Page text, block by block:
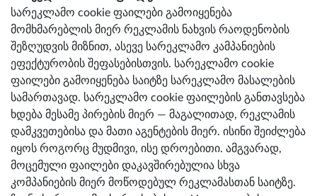
სარეკლამო cookie ფაილები გამოიყენება
მომხმარებლის მიერ რეკლამის ნახვის რაოდენობის
შეზღუდვის მიზნით, ასევე სარეკლამო კამპანიების
ეფექტურობის შეფასებისთვის. სარეკლამო cookie
ფაილები გამოიყენება საიტზე სარეკლამო მასალების
სამართავად. სარეკლამო cookie ფაილების განთავსება
ხდება მესამე პირების მიერ — მაგალითად, რეკლამის
დამკვეთებისა და მათი აგენტების მიერ. ისინი შეიძლება
იყოს როგორც მუდმივი, ისე დროებითი. ამგვარად,
მოცემული ფაილები დაკავშირებულია სხვა
კომპანიების მიერ მოწოდებულ რეკლამასთან საიტზე.